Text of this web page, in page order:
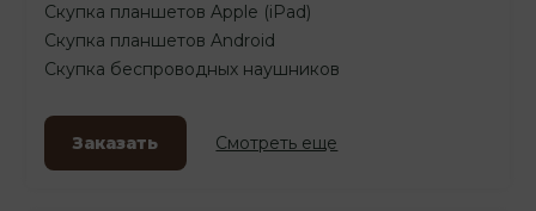
Скупка планшетов Apple (iPad)
Скупка планшетов Android
Скупка беспроводных наушников
Заказать Смотреть еще